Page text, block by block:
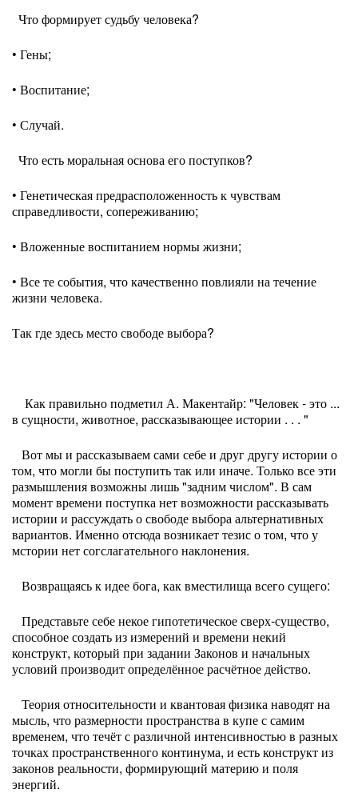
Что формирует судьбу человека?
• Гены;
• Воспитание;
• Случай.
Что есть моральная основа его поступков?
• Генетическая предрасположенность к чувствам
справедливости, сопереживанию;
• Вложенные воспитанием нормы жизни;
• Все те события, что качественно повлияли на течение
жизни человека.
Так где здесь место свободе выбора?
Как правильно подметил А. Макентайр: "Человек - это ...
в сущности, животное, рассказывающее истории . . . "
Вот мы и рассказываем сами себе и друг другу истории о
том, что могли бы поступить так или иначе. Только все эти
размышления возможны лишь "задним числом". В сам
момент времени поступка нет возможности рассказывать
истории и рассуждать о свободе выбора альтернативных
вариантов. Именно отсюда возникает тезис о том, что у
мстории нет согслагательного наклонения.
Возвращаясь к идее бога, как вместилища всего сущего:
Представьте себе некое гипотетическое сверх-существо,
способное создать из измерений и времени некий
конструкт, который при задании Законов и начальных
условий производит определённое расчётное действо.
Теория относительности и квантовая физика наводят на
мысль, что размерности пространства в купе с самим
временем, что течёт с различной интенсивностью в разных
точках пространственного континума, и есть конструкт из
законов реальности, формирующий материю и поля
энергий.